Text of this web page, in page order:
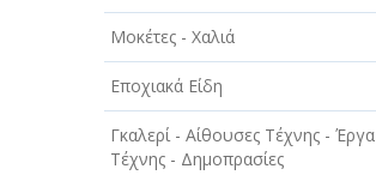
Μοκέτες - Χαλιά
Εποχιακά Είδη
Γκαλερί - Αίθουσες Τέχνης - Έργα
Τέχνης - Δημοπρασίες